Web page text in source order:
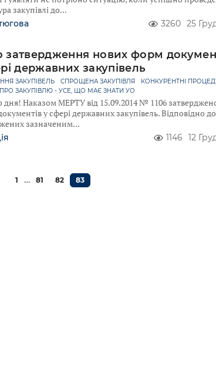
закупівлі до
3260 25
нових форм
державних закупівель
ЗАКУПІВЕЛЬ СПРОЩЕНА ЗАКУПІВЛЯ
КОНКУРЕНТНІ
ЗАКУПІВЛЮ - УСЕ, ЩО МАЄ ЗНАТИ УО
дня! Наказом МЕРТУ від 15.09.2014 № 1106
у сфері державних закупівель. Відповідно до
зазначеним
1146 12
1 … 81 82 83